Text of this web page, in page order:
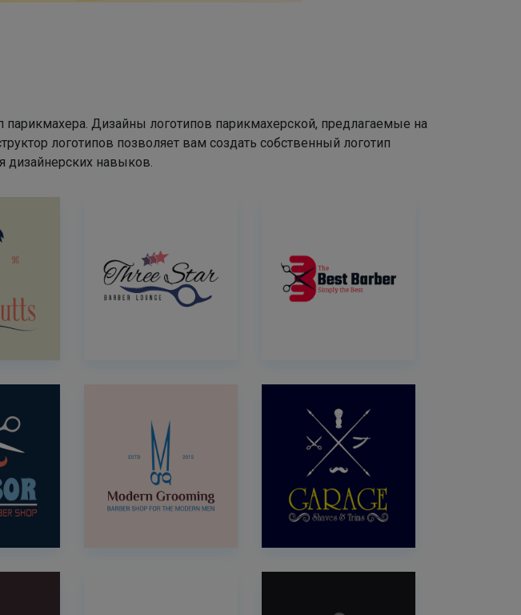
Дизайны логотипов парикмахерской, предлагаемые на
логотипов позволяет вам создать собственный логотип
дизайнерских навыков.